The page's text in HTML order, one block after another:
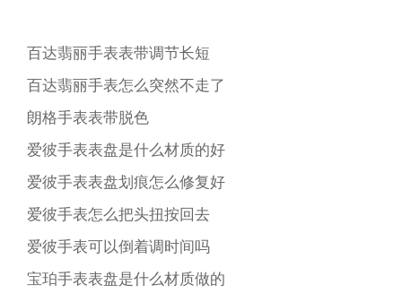
百达翡丽手表表带调节长短
百达翡丽手表怎么突然不走了
朗格手表表带脱色
爱彼手表表盘是什么材质的好
爱彼手表表盘划痕怎么修复好
爱彼手表怎么把头扭按回去
爱彼手表可以倒着调时间吗
宝珀手表表盘是什么材质做的